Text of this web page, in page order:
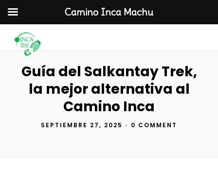
Guía del Salkantay Trek,
la mejor alternativa al
Camino Inca
SEPTIEMBRE 27, 2025 • 0 COMMENT
Camino Inca Machu